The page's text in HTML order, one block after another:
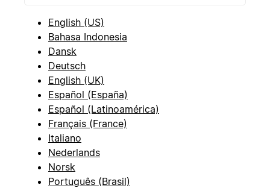
English (US)
Bahasa Indonesia
Dansk
Deutsch
English (UK)
Español (España)
Español (Latinoamérica)
Français (France)
Italiano
Nederlands
Norsk
Português (Brasil)